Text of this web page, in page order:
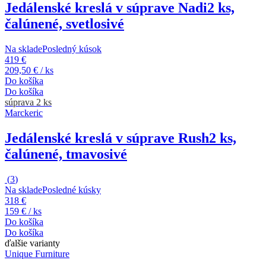
Jedálenské kreslá v súprave Nadi2 ks,
čalúnené, svetlosivé
Na skladePosledný kúsok
419 €
209,50 € / ks
Do košíka
Do košíka
súprava 2 ks
Marckeric
Jedálenské kreslá v súprave Rush2 ks,
čalúnené, tmavosivé
(3)
Na skladePosledné kúsky
318 €
159 € / ks
Do košíka
Do košíka
ďalšie varianty
Unique Furniture